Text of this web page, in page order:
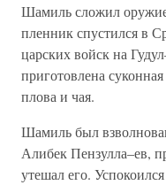
Шамиль сложил
пленник спустился в
царских войск на
приготовлена
плова и чая.
Шамиль был
Алибек Пензулла–ев,
утешал его.